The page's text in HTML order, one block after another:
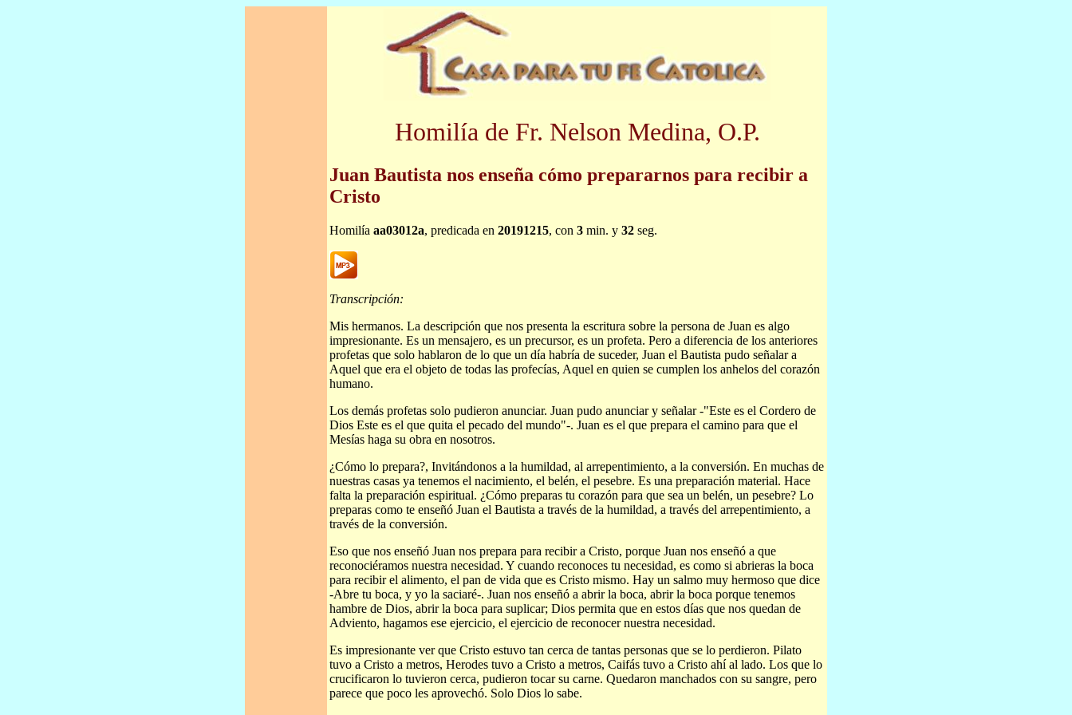
Homilía de Fr. Nelson Medina, O.P.
Juan Bautista nos enseña cómo prepararnos para recibir a
Cristo
Homilía aa03012a, predicada en 20191215, con 3 min. y 32 seg.
Transcripción:
Mis hermanos. La descripción que nos presenta la escritura sobre la persona de Juan es algo
impresionante. Es un mensajero, es un precursor, es un profeta. Pero a diferencia de los anteriores
profetas que solo hablaron de lo que un día habría de suceder, Juan el Bautista pudo señalar a
Aquel que era el objeto de todas las profecías, Aquel en quien se cumplen los anhelos del corazón
humano.
Los demás profetas solo pudieron anunciar. Juan pudo anunciar y señalar -"Este es el Cordero de
Dios Este es el que quita el pecado del mundo"-. Juan es el que prepara el camino para que el
Mesías haga su obra en nosotros.
¿Cómo lo prepara?, Invitándonos a la humildad, al arrepentimiento, a la conversión. En muchas de
nuestras casas ya tenemos el nacimiento, el belén, el pesebre. Es una preparación material. Hace
falta la preparación espiritual. ¿Cómo preparas tu corazón para que sea un belén, un pesebre? Lo
preparas como te enseñó Juan el Bautista a través de la humildad, a través del arrepentimiento, a
través de la conversión.
Eso que nos enseñó Juan nos prepara para recibir a Cristo, porque Juan nos enseñó a que
reconociéramos nuestra necesidad. Y cuando reconoces tu necesidad, es como si abrieras la boca
para recibir el alimento, el pan de vida que es Cristo mismo. Hay un salmo muy hermoso que dice
-Abre tu boca, y yo la saciaré-. Juan nos enseñó a abrir la boca, abrir la boca porque tenemos
hambre de Dios, abrir la boca para suplicar; Dios permita que en estos días que nos quedan de
Adviento, hagamos ese ejercicio, el ejercicio de reconocer nuestra necesidad.
Es impresionante ver que Cristo estuvo tan cerca de tantas personas que se lo perdieron. Pilato
tuvo a Cristo a metros, Herodes tuvo a Cristo a metros, Caifás tuvo a Cristo ahí al lado. Los que lo
crucificaron lo tuvieron cerca, pudieron tocar su carne. Quedaron manchados con su sangre, pero
parece que poco les aprovechó. Solo Dios lo sabe.